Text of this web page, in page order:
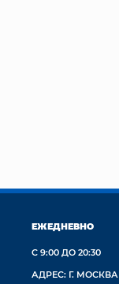
ЕЖЕДНЕВНО
С 9:00 ДО 20:30
АДРЕС: Г. МОСКВА